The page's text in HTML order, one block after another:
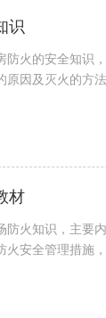
识
防火的安全知识
因及灭火的方
材
防火知识，主要
安全管理措施